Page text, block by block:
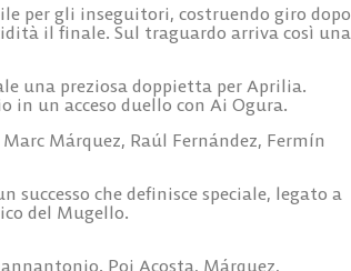
per gli inseguitori, costruendo giro dopo
il finale. Sul traguardo arriva così una
una preziosa doppietta per Aprilia.
in un acceso duello con Ai Ogura.
Márquez, Raúl Fernández, Fermín
successo che definisce speciale, legato a
del Mugello.
Poi Acosta, Márquez,